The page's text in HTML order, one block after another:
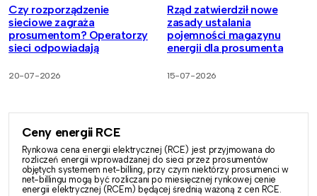
Czy rozporządzenie
sieciowe zagraża
prosumentom? Operatorzy
sieci odpowiadają
20-07-2026
Rząd zatwierdził nowe
zasady ustalania
pojemności magazynu
energii dla prosumenta
15-07-2026
Ceny energii RCE
Rynkowa cena energii elektrycznej (RCE) jest przyjmowana do
rozliczeń energii wprowadzanej do sieci przez prosumentów
objętych systemem net-billing, przy czym niektórzy prosumenci w
net-billingu mogą być rozliczani po miesięcznej rynkowej cenie
energii elektrycznej (RCEm) będącej średnią ważoną z cen RCE.